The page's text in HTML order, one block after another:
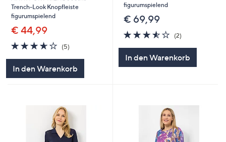
Trench-Look Knopfleiste
figurumspielend
€ 44,99
3.6
von
(5)5
In den Warenkorb
figurumspielend
€ 69,99
3.5
von
(2)2
In den Warenkorb